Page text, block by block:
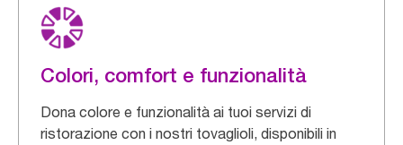
Colori, comfort e funzionalità
Dona colore e funzionalità ai tuoi servizi di
ristorazione con i nostri tovaglioli, disponibili in